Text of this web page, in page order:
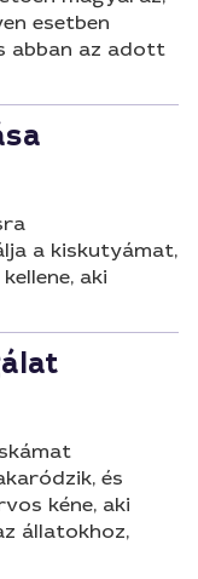
esetben
abban az adott
a kiskutyámat,
aki
és
kéne, aki
állatokhoz,